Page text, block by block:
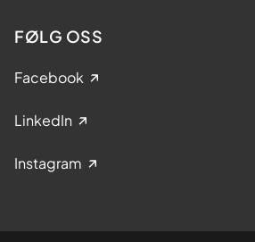
FØLG OSS
Facebook
LinkedIn
Instagram